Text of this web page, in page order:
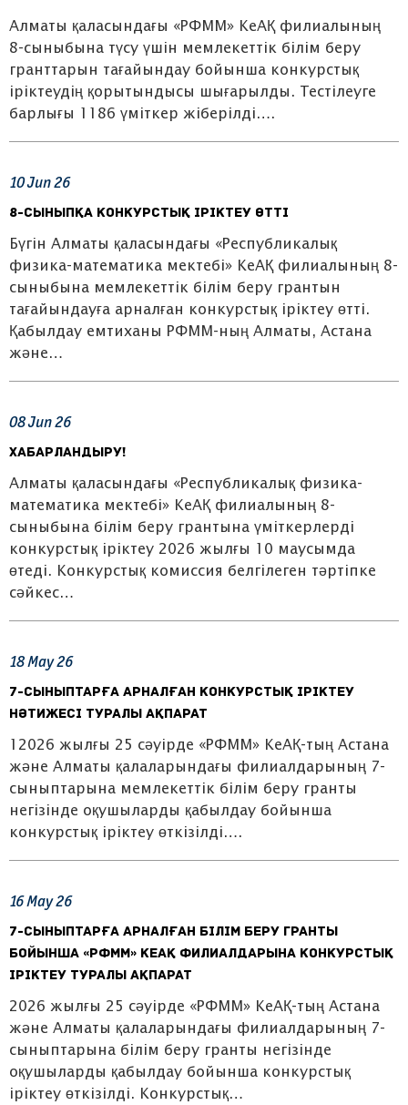
Алматы қаласындағы «РФММ» КеАҚ филиалының
8-сыныбына түсу үшін мемлекеттік білім беру
гранттарын тағайындау бойынша конкурстық
іріктеудің қорытындысы шығарылды. Тестілеуге
барлығы 1186 үміткер жіберілді….
10Jun26
8-сыныпқа конкурстық іріктеу өтті
Бүгін Алматы қаласындағы «Республикалық
физика-математика мектебі» КеАҚ филиалының 8-
сыныбына мемлекеттік білім беру грантын
тағайындауға арналған конкурстық іріктеу өтті.
Қабылдау емтиханы РФММ-ның Алматы, Астана
және…
08Jun26
Хабарландыру!
Алматы қаласындағы «Республикалық физика-
математика мектебі» КеАҚ филиалының 8-
сыныбына білім беру грантына үміткерлерді
конкурстық іріктеу 2026 жылғы 10 маусымда
өтеді. Конкурстық комиссия белгілеген тәртіпке
сәйкес…
18May26
7-сыныптарға арналған конкурстық іріктеу
нәтижесі туралы ақпарат
12026 жылғы 25 сәуірде «РФММ» КеАҚ-тың Астана
және Алматы қалаларындағы филиалдарының 7-
сыныптарына мемлекеттік білім беру гранты
негізінде оқушыларды қабылдау бойынша
конкурстық іріктеу өткізілді….
16May26
7-сыныптарға арналған білім беру гранты
бойынша «РФММ» КеАҚ филиалдарына конкурстық
іріктеу туралы ақпарат
2026 жылғы 25 сәуірде «РФММ» КеАҚ-тың Астана
және Алматы қалаларындағы филиалдарының 7-
сыныптарына білім беру гранты негізінде
оқушыларды қабылдау бойынша конкурстық
іріктеу өткізілді. Конкурстық…